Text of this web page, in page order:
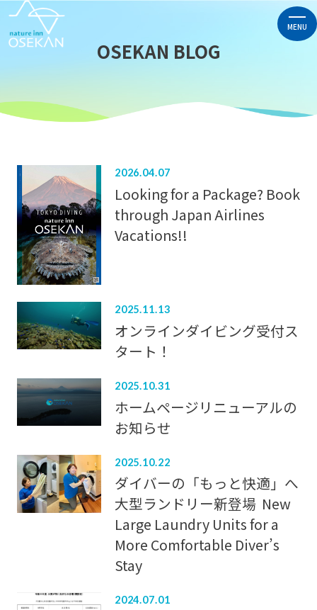
MENU
OSEKAN BLOG
2026.04.07
Looking for a Package? Book
through Japan Airlines
Vacations!!
2025.11.13
オンラインダイビング受付ス
タート！
2025.10.31
ホームページリニューアルの
お知らせ
2025.10.22
ダイバーの「もっと快適」へ
大型ランドリー新登場 New
Large Laundry Units for a
More Comfortable Diver’s
Stay
2024.07.01